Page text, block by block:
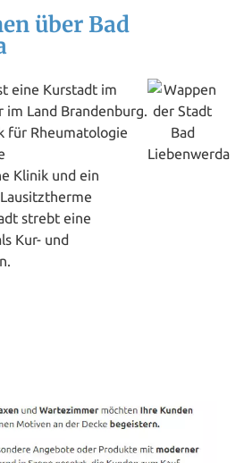
über Bad
eine Kurstadt im
im Land Brandenburg.
für Rheumatologie
Klinik und ein
strebt eine
Kur- und